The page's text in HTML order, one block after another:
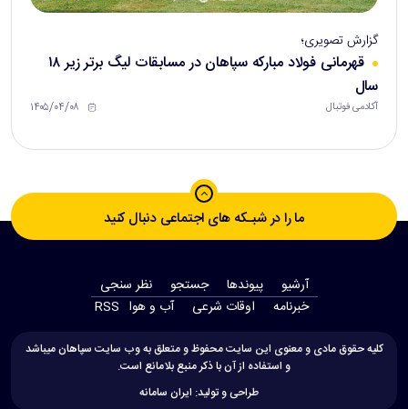
گزارش تصویری؛
قهرمانی فولاد مبارکه سپاهان در مسابقات لیگ برتر زیر ۱۸
سال
آکادمی فوتبال ۱۴۰۵/۰۴/۰۸
ما را در شبـکه های اجتماعی دنبال کنید
آرشیو پیوندها جستجو
نظر سنجی
‫خبرنامه‬
اوقات شرعی آب و هوا RSS
کلیه حقوق مادی و معنوی این سایت محفوظ و متعلق به وب سایت سپاهان میباشد
و استفاده از آن با ذکر منبع بلامانع است.
طراحی و تولید: ایران سامانه